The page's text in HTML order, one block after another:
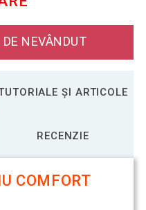
NEVÂNDUT
ȘI ARTICOLE
RECENZIE
COMFORT